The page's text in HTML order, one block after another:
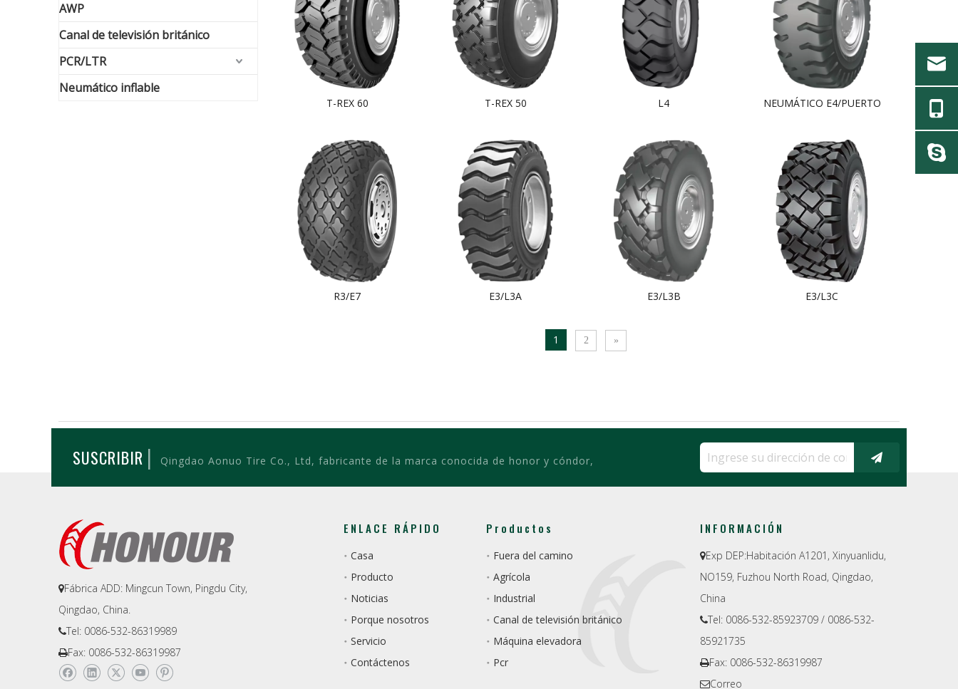
AWP
Canal de televisión británico
PCR/LTR
Neumático inflable
T-REX 60 T-REX 50 L4 NEUMÁTICO E4/PUERTO
R3/E7 E3/L3A E3/L3B E3/L3C
1 2 »
SUSCRIBIR | Qingdao Aonuo Tire Co., Ltd, fabricante de la marca conocida de honor y cóndor,
Fábrica ADD: Mingcun Town, Pingdu City,
Qingdao, China.
Tel: 0086-532-86319989
Fax: 0086-532-86319987
ENLACE RÁPIDO
Casa
Producto
Noticias
Porque nosotros
Servicio
Contáctenos
Productos
Fuera del camino
Agrícola
Industrial
Canal de televisión británico
Máquina elevadora
Pcr
INFORMACIÓN
Exp DEP:Habitación A1201, Xinyuanlidu,
NO159, Fuzhou North Road, Qingdao,
China
Tel: 0086-532-85923709 / 0086-532-
85921735
Fax: 0086-532-86319987
Correo